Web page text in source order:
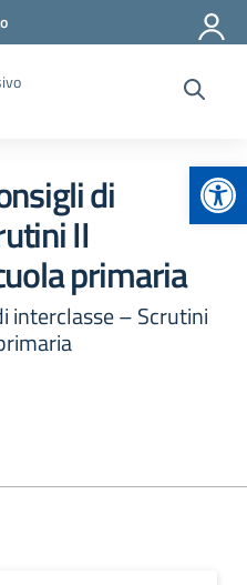
di
II
primaria
interclasse – Scrutini